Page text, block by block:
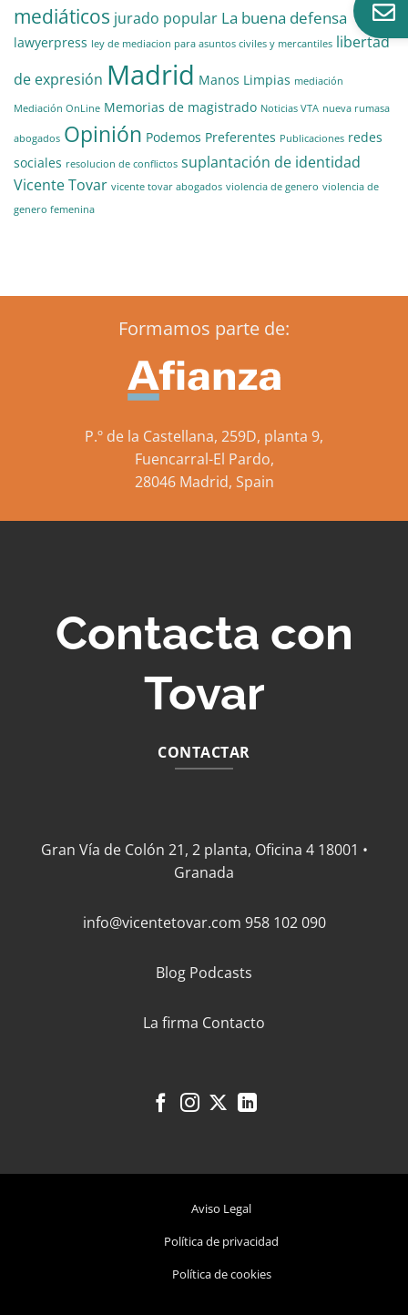
mediáticos jurado popular La buena defensa
lawyerpress ley de mediacion para asuntos civiles y mercantiles libertad
de expresión Madrid Manos Limpias mediación
Mediación OnLine Memorias de magistrado Noticias VTA nueva rumasa
abogados Opinión Podemos Preferentes Publicaciones redes
sociales resolucion de conflictos suplantación de identidad
Vicente Tovar vicente tovar abogados violencia de genero violencia de
genero femenina
Formamos parte de:
P.º de la Castellana, 259D, planta 9,
Fuencarral-El Pardo,
28046 Madrid, Spain
Contacta con
Tovar
CONTACTAR
Gran Vía de Colón 21, 2 planta, Oficina 4 18001 •
Granada
info@vicentetovar.com 958 102 090
Blog Podcasts
La firma Contacto
Aviso Legal
Política de privacidad
Política de cookies